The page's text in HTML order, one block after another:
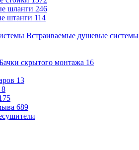
шланги 246
штанги 114
Встраиваемые душевые системы
скрытого монтажа 16
13
8
689